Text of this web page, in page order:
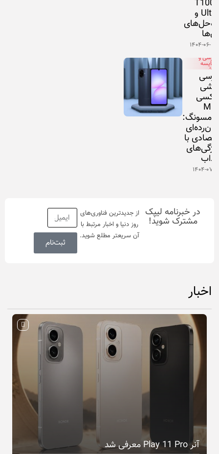
T1000
Ultra و
راه‌حل‌های
آن‌ها
۱۴۰۴-۰۶-۲۳
بررسی و
مقایسه
گوشی
با
۰۷-۱۲
در خبرنامه لیپک
مشترک شوید!
از جدیدترین فناوری‌های
روز دنیا و اخبار مرتبط با
آن سریعتر مطلع شوید.
ثبت‌نام
اخبار
آنر Play 11 Pro معرفی شد